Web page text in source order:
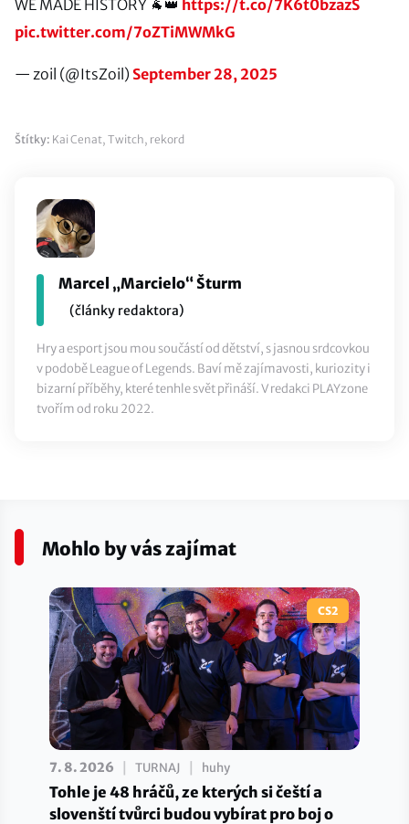
WE MADE HISTORY 🐐👑 https://t.co/7K6t0bzazS
pic.twitter.com/7oZTiMWMkG
— zoil (@ItsZoil) September 28, 2025
Štítky: Kai Cenat, Twitch, rekord
Marcel „Marcielo“ Šturm
(články redaktora)
Hry a esport jsou mou součástí od dětství, s jasnou srdcovkou
v podobě League of Legends. Baví mě zajímavosti, kuriozity i
bizarní příběhy, které tenhle svět přináší. V redakci PLAYzone
tvořím od roku 2022.
Mohlo by vás zajímat
CS2
7. 8. 2026 TURNAJ huhy
Tohle je 48 hráčů, ze kterých si čeští a
slovenští tvůrci budou vybírat pro boj o